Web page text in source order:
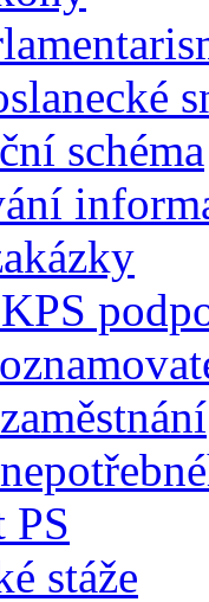
schéma
PS
stáže